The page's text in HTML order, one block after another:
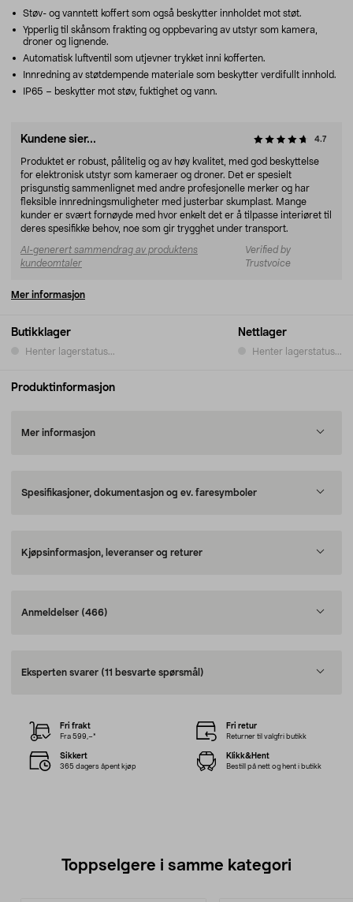
Butikklager
Henter lagerstatus...
Nettlager
Henter lagerstatus...
Støv- og vanntett koffert som også beskytter innholdet mot støt.
Ypperlig til skånsom frakting og oppbevaring av utstyr som kamera,
droner og lignende.
Automatisk luftventil som utjevner trykket inni kofferten.
Innredning av støtdempende materiale som beskytter verdifullt innhold.
IP65 – beskytter mot støv, fuktighet og vann.
Kundene sier... 4.7
Produktet er robust, pålitelig og av høy kvalitet, med god beskyttelse
for elektronisk utstyr som kameraer og droner. Det er spesielt
prisgunstig sammenlignet med andre profesjonelle merker og har
fleksible innredningsmuligheter med justerbar skumplast. Mange
kunder er svært fornøyde med hvor enkelt det er å tilpasse interiøret til
deres spesifikke behov, noe som gir trygghet under transport.
AI-generert sammendrag av produktens
kundeomtaler
Verified by
Trustvoice
Mer informasjon
Produktinformasjon
Mer informasjon
Spesifikasjoner, dokumentasjon og ev. faresymboler
Kjøpsinformasjon, leveranser og returer
Anmeldelser (466)
Eksperten svarer (11 besvarte spørsmål)
Fri frakt
Fra 599,–*
Fri retur
Returner til valgfri butikk
Sikkert
365 dagers åpent kjøp
Klikk&Hent
Bestill på nett og hent i butikk
Toppselgere i samme kategori